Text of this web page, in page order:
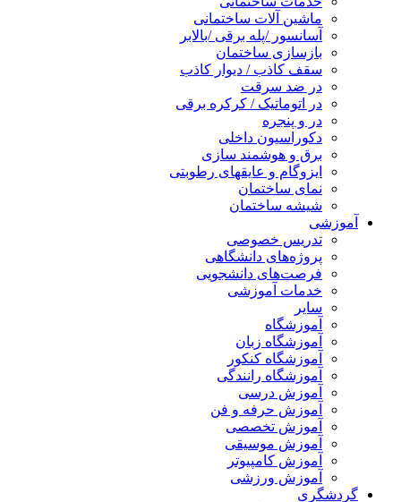
ماشین آلات ساختمانی
آسانسور /پله برقی /بالابر
بازسازی ساختمان
سقف کاذب / دیوار کاذب
در ضد سرقت
در اتوماتیک / کرکره برقی
در و پنجره
دکوراسیون داخلی
برق و هوشمند سازی
ایزوگام و عایقهای رطوبتی
نمای ساختمان
شیشه ساختمان
آموزشی
تدریس خصوصی
پروژه‌های دانشگاهی
فرصت‌های دانشجویی
خدمات آموزشی
سایر
آموزشگاه
آموزشگاه زبان
آموزشگاه کنکور
آموزشگاه رانندگی
آموزش درسی
آموزش حرفه و فن
آموزش تخصصی
آموزش موسیقی
آموزش کامپیوتر
آموزش ورزشی
گردشگری